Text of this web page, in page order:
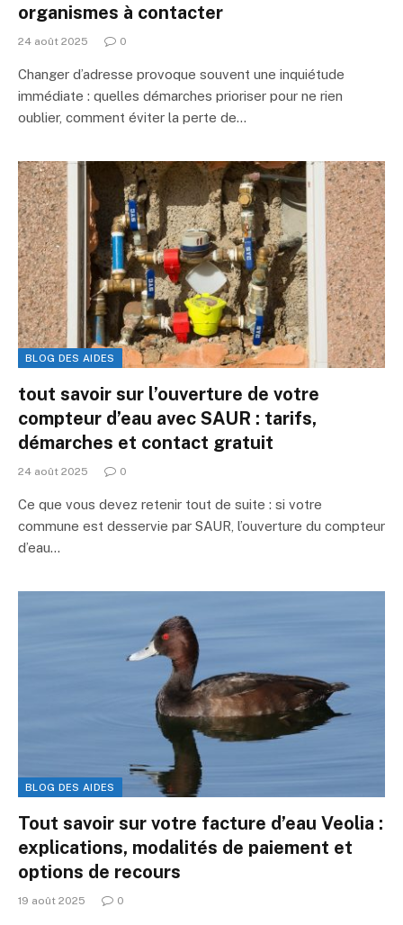
organismes à contacter
24 août 2025 0
Changer d’adresse provoque souvent une inquiétude
immédiate : quelles démarches prioriser pour ne rien
oublier, comment éviter la perte de…
BLOG DES AIDES
tout savoir sur l’ouverture de votre
compteur d’eau avec SAUR : tarifs,
démarches et contact gratuit
24 août 2025 0
Ce que vous devez retenir tout de suite : si votre
commune est desservie par SAUR, l’ouverture du compteur
d’eau…
BLOG DES AIDES
Tout savoir sur votre facture d’eau Veolia :
explications, modalités de paiement et
options de recours
19 août 2025 0